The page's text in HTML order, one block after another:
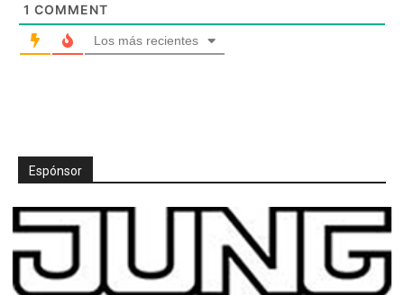
1 COMMENT
Los más recientes
Espónsor